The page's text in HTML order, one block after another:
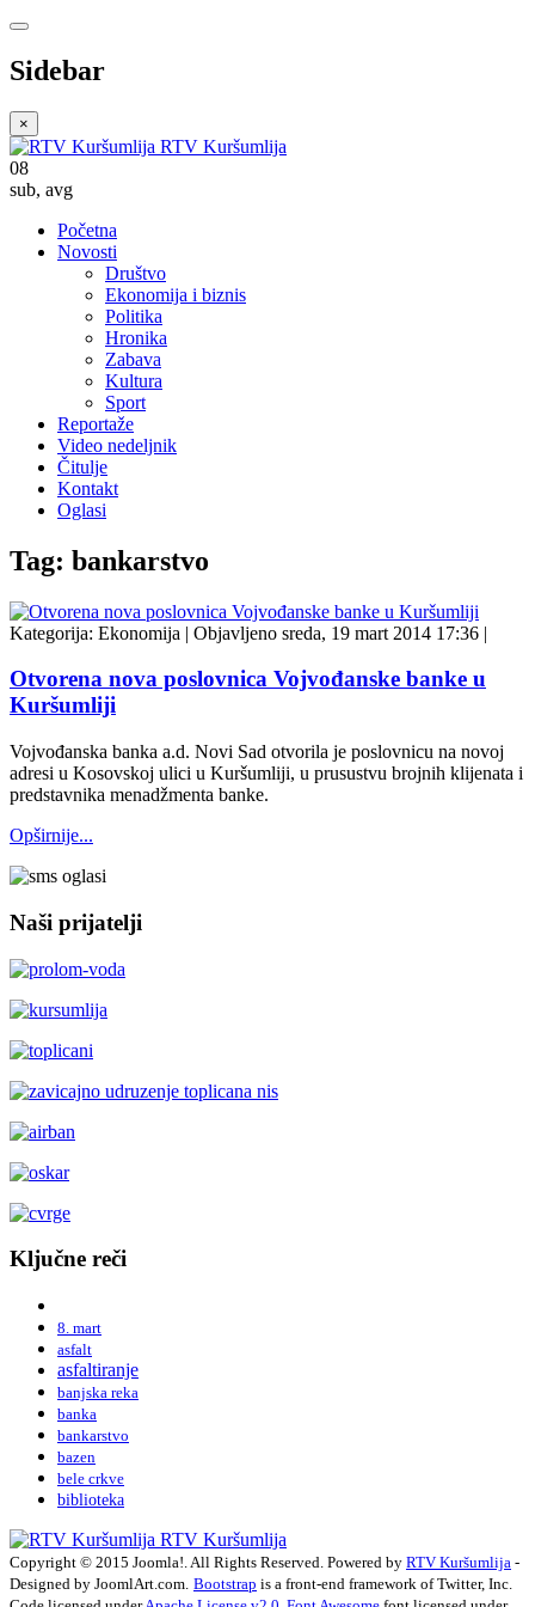
Sidebar
×
RTV Kuršumlija
08
sub, avg
Početna
Novosti
Društvo
Ekonomija i biznis
Politika
Hronika
Zabava
Kultura
Sport
Reportaže
Video nedeljnik
Čitulje
Kontakt
Oglasi
Tag: bankarstvo
Kategorija: Ekonomija | Objavljeno sreda, 19 mart 2014 17:36 |
Otvorena nova poslovnica Vojvođanske banke u
Kuršumliji
Vojvođanska banka a.d. Novi Sad otvorila je poslovnicu na novoj
adresi u Kosovskoj ulici u Kuršumliji, u prusustvu brojnih klijenata i
predstavnika menadžmenta banke.
Opširnije...
Naši prijatelji
Ključne reči
8. mart
asfalt
asfaltiranje
banjska reka
banka
bankarstvo
bazen
bele crkve
biblioteka
RTV Kuršumlija
Copyright © 2015 Joomla!. All Rights Reserved. Powered by RTV Kuršumlija -
Designed by JoomlArt.com. Bootstrap is a front-end framework of Twitter, Inc.